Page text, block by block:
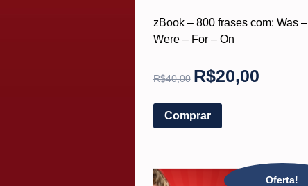
zBook – 800 frases com: Was –
Were – For – On
R$40,00 R$20,00
Comprar
Oferta!